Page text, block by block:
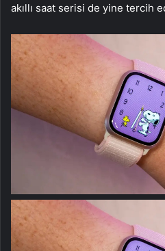
akıllı saat serisi de yine tercih